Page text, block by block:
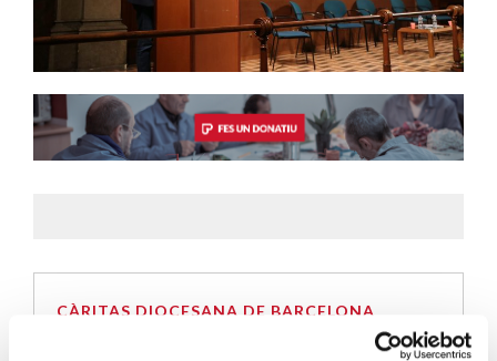
CÀRITAS DIOCESANA DE BARCELONA